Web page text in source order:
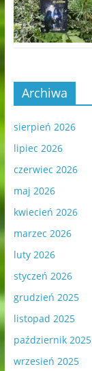
Archiwa
sierpień 2026
lipiec 2026
czerwiec 2026
maj 2026
kwiecień 2026
marzec 2026
luty 2026
styczeń 2026
grudzień 2025
listopad 2025
październik 2025
wrzesień 2025